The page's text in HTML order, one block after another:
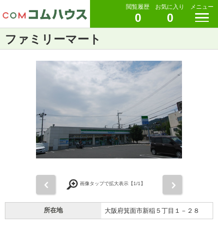
閲覧履歴
0
お気に入り
0
メニュー
ファミリーマート
画像タップで拡大表示【1/1】
所在地 大阪府箕面市新稲５丁目１－２８